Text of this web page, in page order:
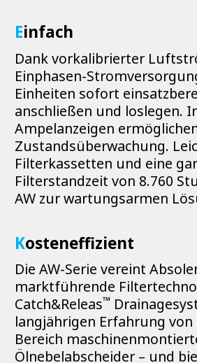
Einfach
Dank vorkalibrierter
Einphasen-
Einheiten sofort
anschließen und loslegen.
Ampelanzeigen
Zustandsüberwachung.
Filterkassetten und eine
Filterstandzeit von 8.760
AW zur wartungsarmen
Kosteneffizient
Die AW-Serie vereint
marktführende
Catch&Releas™
langjährigen Erfahrung
Bereich
Ölnebelabscheider – und